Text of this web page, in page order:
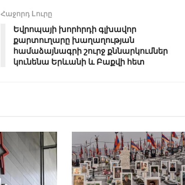
Հաջորդ Lուրը
Եվրոպայի խորհրդի գլխավոր
քարտուղարը խաղաղության
համաձայնագրի շուրջ քննարկումներ
կունենա Երևանի և Բաքվի հետ